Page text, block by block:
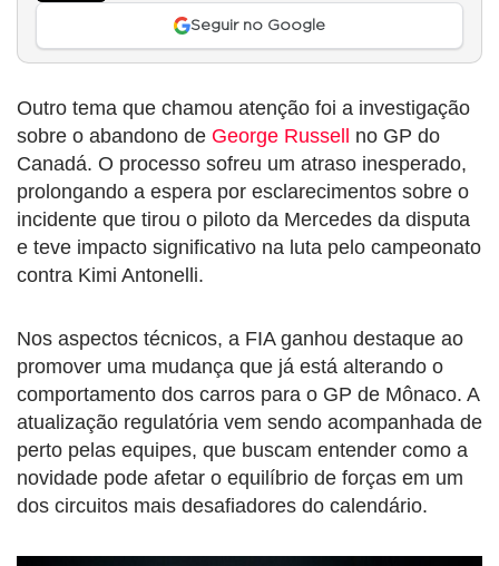
Seguir no Google
Outro tema que chamou atenção foi a investigação
sobre o abandono de George Russell
no GP do
Canadá. O processo sofreu um atraso inesperado,
prolongando a espera por esclarecimentos sobre o
incidente que tirou o piloto da Mercedes da disputa
e teve impacto significativo na luta pelo campeonato
contra Kimi Antonelli.
Nos aspectos técnicos, a FIA ganhou destaque ao
promover uma mudança que já está alterando o
comportamento dos carros para o GP de Mônaco. A
atualização regulatória vem sendo acompanhada de
perto pelas equipes, que buscam entender como a
novidade pode afetar o equilíbrio de forças em um
dos circuitos mais desafiadores do calendário.